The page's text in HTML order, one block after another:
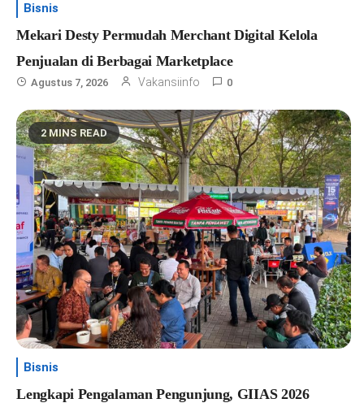
Bisnis
Mekari Desty Permudah Merchant Digital Kelola
Penjualan di Berbagai Marketplace
Agustus 7, 2026 Vakansiinfo 0
2 MINS READ
Bisnis
Lengkapi Pengalaman Pengunjung, GIIAS 2026